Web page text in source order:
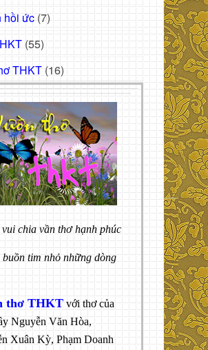
hồi ức (7)
(55)
THKT (16)
chia vần thơ hạnh phúc
buồn tim nhỏ những dòng
thơ THKT với thơ của
Nguyễn Văn Hòa,
Xuân Kỳ, Phạm Doanh